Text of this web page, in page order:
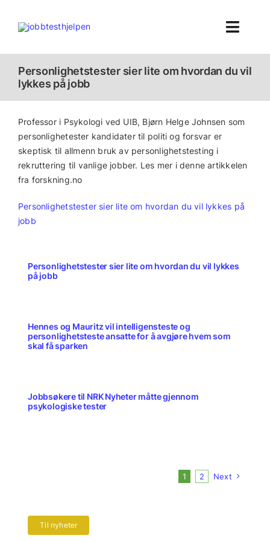
content
Personlighetstester sier lite om hvordan du vil
lykkes på jobb
Professor i Psykologi ved UIB, Bjørn Helge Johnsen som
personlighetester kandidater til politi og forsvar er
skeptisk til allmenn bruk av personlighetstesting i
rekruttering til vanlige jobber. Les mer i denne artikkelen
fra forskning.no
Personlighetstester sier lite om hvordan du vil lykkes på
jobb
Personlighetstester sier lite om hvordan du vil lykkes
på jobb
Hennes og Mauritz vil intelligensteste og
personlighetsteste ansatte for å avgjøre hvem som
skal få sparken
Jobbsøkere til NRK Nyheter måtte gjennom
psykologiske tester
1 2 Next
Til nyheter